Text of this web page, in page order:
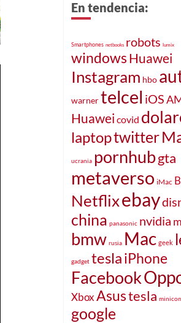
En tendencia:
Smartphones netbooks robots lumix
windowsHuawei
Instagram hbo
warnertelcel iOS
Huawei covid
laptoptwitter
ucrania pornhubgta
metaverso iMac
Netflixebay
china panasonic nvidia
bmw rusia Mac geek
gadget teslaiPhone
Facebook
XboxAsustesla
google